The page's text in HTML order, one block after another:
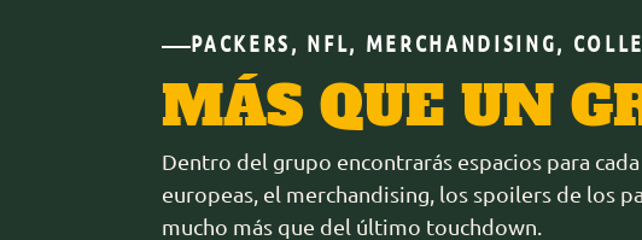
PACKERS, NFL, MERCHANDISING,
MÁS QUE UN
Dentro del grupo encontrarás espacios para
europeas, el merchandising, los spoilers de los
mucho más que del último touchdown.